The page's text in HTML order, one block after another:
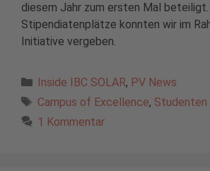
diesem Jahr zum ersten Mal
Stipendiatenplätze konnten wir im
Initiative vergeben.
Kategorien
Inside IBC SOLAR, PV News
Schlagwörter
Campus of Excellence, Studenten
1 Kommentar